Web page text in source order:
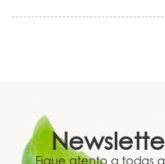
Fique atento a todas